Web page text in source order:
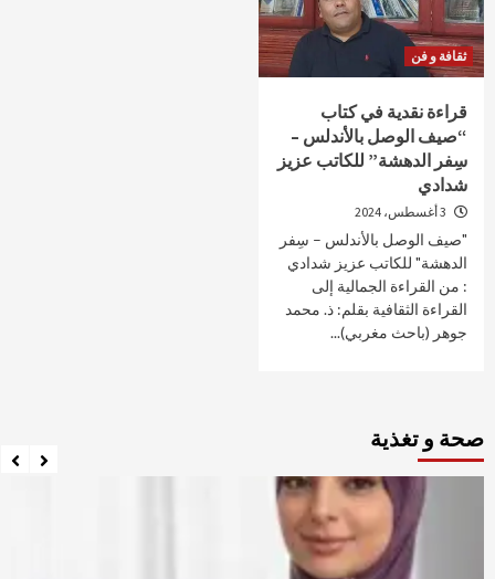
ثقافة و فن
قراءة نقدية في كتاب
“صيف الوصل بالأندلس –
سِفر الدهشة” للكاتب عزيز
شدادي
"صيف الوصل بالأندلس – سِفر
الدهشة" للكاتب عزيز شدادي
: من القراءة الجمالية إلى
القراءة الثقافية بقلم: ذ. محمد
جوهر (باحث مغربي)...
صحة و تغذية